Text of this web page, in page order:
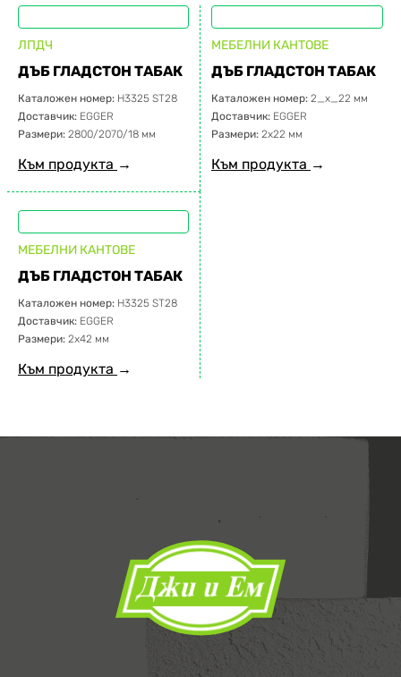
ЛПДЧ
ДЪБ ГЛАДСТОН ТАБАК
Каталожен номер: H3325 ST28
Доставчик: EGGER
Размери: 2800/2070/18 мм
Към продукта →
МЕБЕЛНИ КАНТОВЕ
ДЪБ ГЛАДСТОН ТАБАК
Каталожен номер: 2_x_22 мм
Доставчик: EGGER
Размери: 2х22 мм
Към продукта →
МЕБЕЛНИ КАНТОВЕ
ДЪБ ГЛАДСТОН ТАБАК
Каталожен номер: H3325 ST28
Доставчик: EGGER
Размери: 2х42 мм
Към продукта →